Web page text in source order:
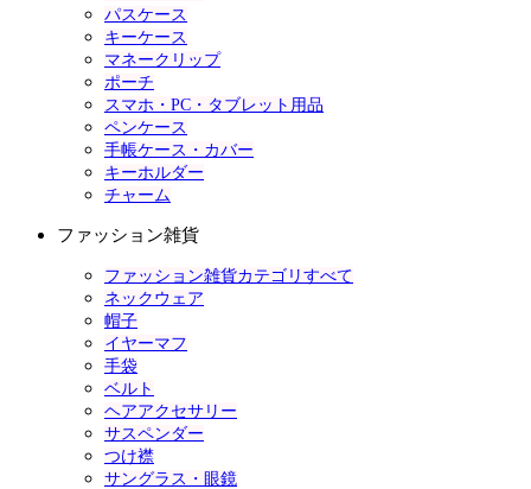
パスケース
キーケース
マネークリップ
ポーチ
スマホ・PC・タブレット用品
ペンケース
手帳ケース・カバー
キーホルダー
チャーム
ファッション雑貨
ファッション雑貨カテゴリすべて
ネックウェア
帽子
イヤーマフ
手袋
ベルト
ヘアアクセサリー
サスペンダー
つけ襟
サングラス・眼鏡